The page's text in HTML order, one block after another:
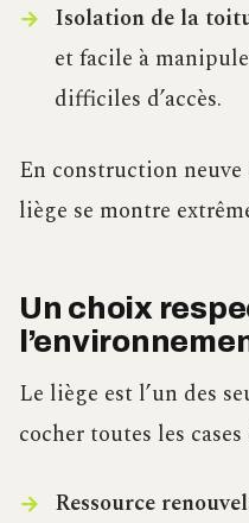
Isolation de la
et facile à
difficiles d’accès.
En construction
liège se montre
Un choix
Le liège est l’un des
cocher toutes les
Ressource